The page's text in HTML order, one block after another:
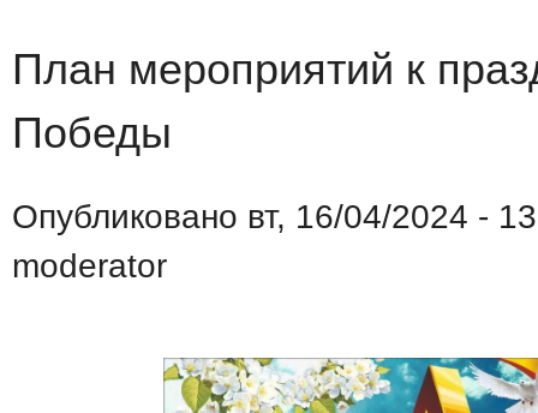
План мероприятий к
Победы
Опубликовано вт, 16/04/2024 -
moderator